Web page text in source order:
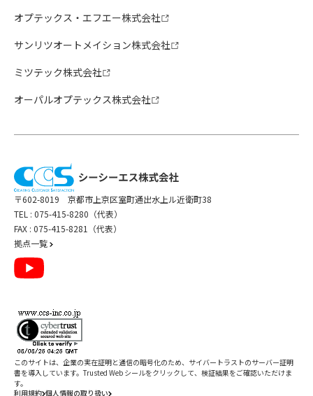
オプテックス・エフエー株式会社
サンリツオートメイション株式会社
ミツテック株式会社
オーパルオプテックス株式会社
〒602-8019 京都市上京区室町通出水上ル近衛町38
TEL : 075-415-8280（代表）
FAX : 075-415-8281（代表）
拠点一覧
利用規約 個人情報の取り扱い
このサイトは、企業の実在証明と通信の暗号化のため、サイバートラストのサーバー証明
書を導入しています。Trusted Web シールをクリックして、検証結果をご確認いただけま
す。